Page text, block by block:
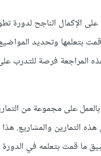
على الإكمال الناجح
بتعلمها وتحديد
المراجعة فرصة للتدرب
على مجموعة من
التمارين والمشاريع.
ما قمت بتعلمه في الدورة